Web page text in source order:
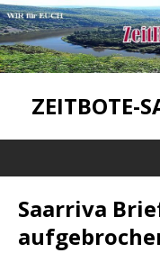
ZEITBOTE-
Saarriva